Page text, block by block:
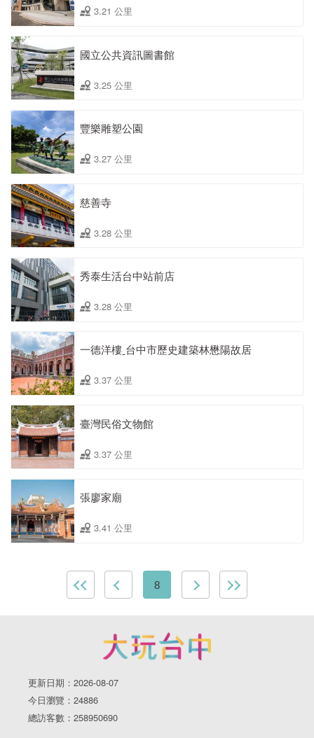
3.21 公里
國立公共資訊圖書館
3.25 公里
豐樂雕塑公園
3.27 公里
慈善寺
3.28 公里
秀泰生活台中站前店
3.28 公里
一德洋樓ˍ台中市歷史建築林懋陽故居
3.37 公里
臺灣民俗文物館
3.37 公里
張廖家廟
3.41 公里
8
更新日期：2026-08-07
今日瀏覽：24886
總訪客數：258950690